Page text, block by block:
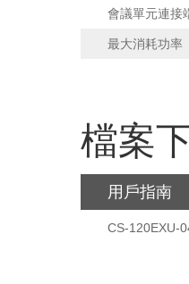
會議單元連接
最大消耗功率
檔案
用戶指南
CS-120EXU-